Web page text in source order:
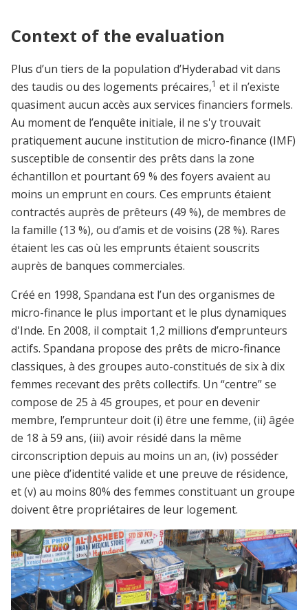
Context of the evaluation
Plus d’un tiers de la population d’Hyderabad vit dans
des taudis ou des logements précaires,1 et il n’existe
quasiment aucun accès aux services financiers formels.
Au moment de l’enquête initiale, il ne s'y trouvait
pratiquement aucune institution de micro-finance (IMF)
susceptible de consentir des prêts dans la zone
échantillon et pourtant 69 % des foyers avaient au
moins un emprunt en cours. Ces emprunts étaient
contractés auprès de prêteurs (49 %), de membres de
la famille (13 %), ou d’amis et de voisins (28 %). Rares
étaient les cas où les emprunts étaient souscrits
auprès de banques commerciales.
Créé en 1998, Spandana est l’un des organismes de
micro-finance le plus important et le plus dynamiques
d'Inde. En 2008, il comptait 1,2 millions d’emprunteurs
actifs. Spandana propose des prêts de micro-finance
classiques, à des groupes auto-constitués de six à dix
femmes recevant des prêts collectifs. Un “centre” se
compose de 25 à 45 groupes, et pour en devenir
membre, l’emprunteur doit (i) être une femme, (ii) âgée
de 18 à 59 ans, (iii) avoir résidé dans la même
circonscription depuis au moins un an, (iv) posséder
une pièce d’identité valide et une preuve de résidence,
et (v) au moins 80% des femmes constituant un groupe
doivent être propriétaires de leur logement.